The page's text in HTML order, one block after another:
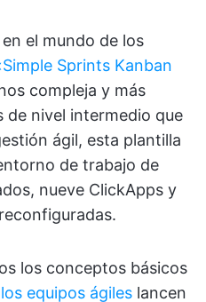
el mundo de los
Sprints Kanban
compleja y más
de nivel intermedio que
ágil, esta plantilla
de trabajo de
nueve ClickApps y
los conceptos básicos
los equipos ágiles lancen